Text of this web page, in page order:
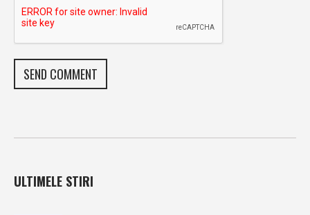
ULTIMELE STIRI